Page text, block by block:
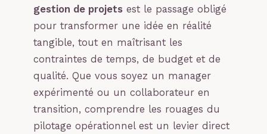
gestion de projets est le passage obligé
pour transformer une idée en réalité
tangible, tout en maîtrisant les
contraintes de temps, de budget et de
qualité. Que vous soyez un manager
expérimenté ou un collaborateur en
transition, comprendre les rouages du
pilotage opérationnel est un levier direct